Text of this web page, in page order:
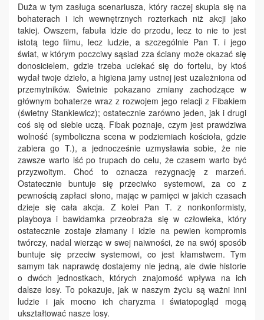
Duża w tym zasługa scenariusza, który raczej skupia się na
bohaterach i ich wewnętrznych rozterkach niż akcji jako
takiej. Owszem, fabuła idzie do przodu, lecz to nie to jest
istotą tego filmu, lecz ludzie, a szczególnie Pan T. i jego
świat, w którym poczciwy sąsiad zza ściany może okazać się
donosicielem, gdzie trzeba uciekać się do fortelu, by ktoś
wydał twoje dzieło, a higiena jamy ustnej jest uzależniona od
przemytników. Świetnie pokazano zmiany zachodzące w
głównym bohaterze wraz z rozwojem jego relacji z Fibakiem
(świetny Stankiewicz); ostatecznie zarówno jeden, jak i drugi
coś się od siebie uczą. Fibak poznaje, czym jest prawdziwa
wolność (symboliczna scena w podziemiach kościoła, gdzie
zabiera go T.), a jednocześnie uzmysławia sobie, że nie
zawsze warto iść po trupach do celu, że czasem warto być
przyzwoitym. Choć to oznacza rezygnację z marzeń.
Ostatecznie buntuje się przeciwko systemowi, za co z
pewnością zapłaci słono, mając w pamięci w jakich czasach
dzieje się cała akcja. Z kolei Pan T. z nonkonformisty,
playboya i bawidamka przeobraża się w człowieka, który
ostatecznie zostaje złamany i idzie na pewien kompromis
twórczy, nadal wierząc w swej naiwności, że na swój sposób
buntuje się przeciw systemowi, co jest kłamstwem. Tym
samym tak naprawdę dostajemy nie jedną, ale dwie historie
o dwóch jednostkach, których znajomość wpływa na ich
dalsze losy. To pokazuje, jak w naszym życiu są ważni inni
ludzie i jak mocno ich charyzma i światopogląd mogą
ukształtować nasze losy.